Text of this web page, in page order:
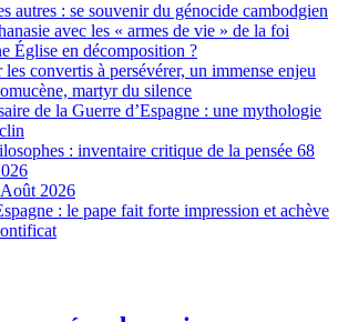
autres : se souvenir du génocide cambodgien
avec les « armes de vie » de la foi
Église en décomposition ?
convertis à persévérer, un immense enjeu
martyr du silence
de la Guerre d’Espagne : une mythologie
: inventaire critique de la pensée 68
2026
: le pape fait forte impression et achève